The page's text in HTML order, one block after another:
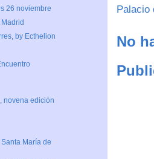
No
26 noviembre
by Ecthelion
novena edición
María de